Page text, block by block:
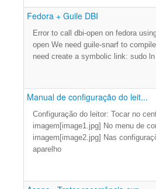
Fedora + Guile DBI
Error to call dbi-open on fedora
open We need guile-snarf to
need create a symbolic link: sudo
Manual de configuração do leit...
Configuração do leitor: Tocar no
imagem[image1.jpg] No menu de
imagem[image2.jpg] Nas
aparelho